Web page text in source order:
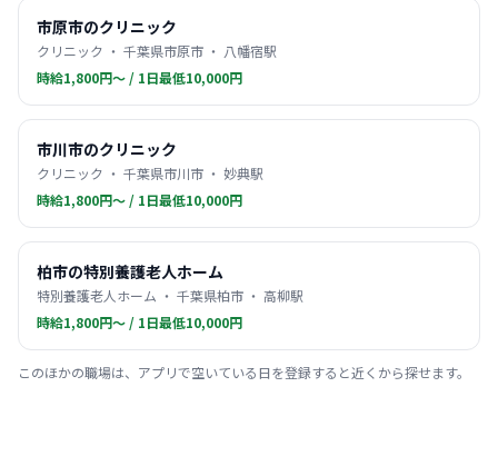
市原市のクリニック
クリニック ・ 千葉県市原市 ・ 八幡宿駅
時給1,800円〜 / 1日最低10,000円
市川市のクリニック
クリニック ・ 千葉県市川市 ・ 妙典駅
時給1,800円〜 / 1日最低10,000円
柏市の特別養護老人ホーム
特別養護老人ホーム ・ 千葉県柏市 ・ 高柳駅
時給1,800円〜 / 1日最低10,000円
このほかの職場は、アプリで空いている日を登録すると近くから探せます。